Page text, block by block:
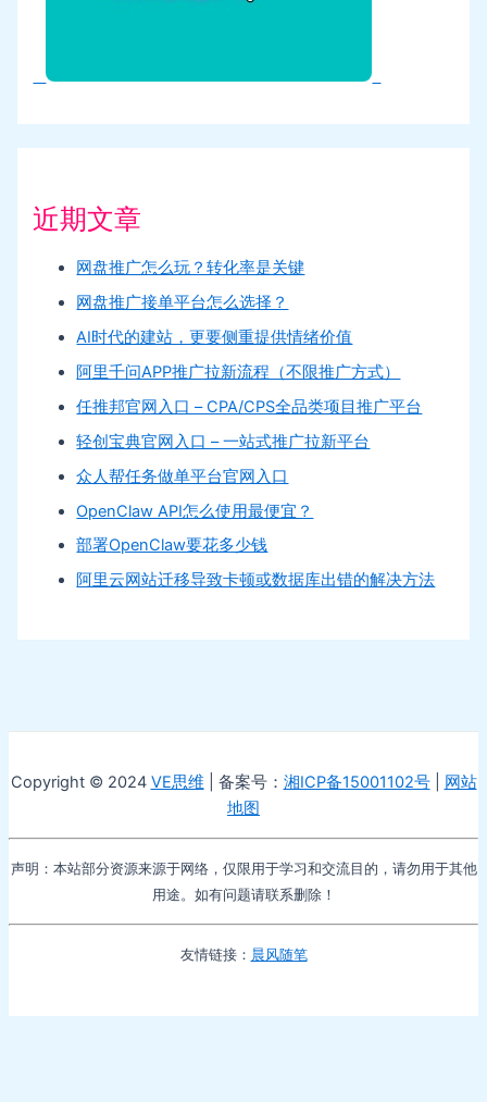
近期文章
网盘推广怎么玩？转化率是关键
网盘推广接单平台怎么选择？
AI时代的建站，更要侧重提供情绪价值
阿里千问APP推广拉新流程（不限推广方式）
任推邦官网入口 – CPA/CPS全品类项目推广平台
轻创宝典官网入口 – 一站式推广拉新平台
众人帮任务做单平台官网入口
OpenClaw API怎么使用最便宜？
部署OpenClaw要花多少钱
阿里云网站迁移导致卡顿或数据库出错的解决方法
Copyright © 2024 VE思维 | 备案号： 湘ICP备15001102号| 网站
地图
声明：本站部分资源来源于网络，仅限用于学习和交流目的，请勿用于其他
用途。如有问题请联系删除！
友情链接： 晨风随笔